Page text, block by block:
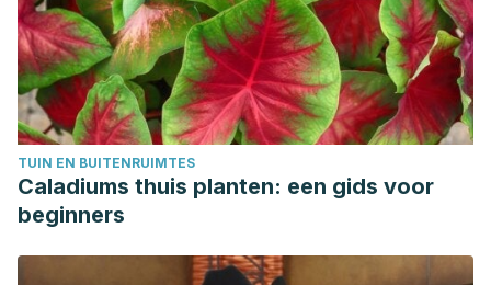
TUIN EN BUITENRUIMTES
Caladiums thuis planten: een gids voor
beginners